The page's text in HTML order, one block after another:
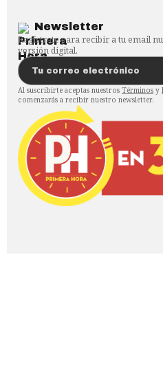
Newsletter
Regístrate para recibir a tu email
versión digital.
Al suscribirte aceptas nuestros Términos y
comenzarás a recibir nuestro newsletter.